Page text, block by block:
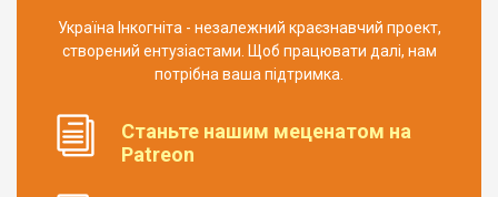
Україна Інкогніта - незалежний краєзнавчий проект,
створений ентузіастами. Щоб працювати далі, нам
потрібна ваша підтримка.
Станьте нашим меценатом на
Patreon